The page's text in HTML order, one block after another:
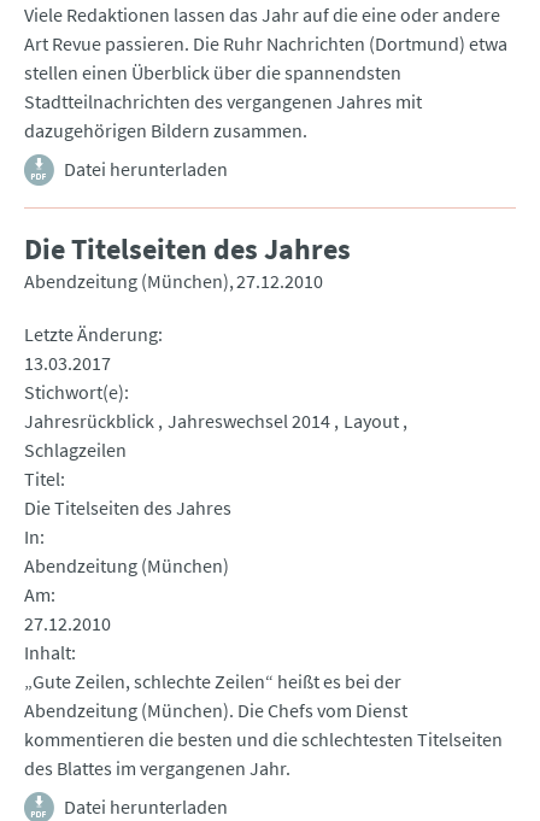
Viele Redaktionen lassen das Jahr auf die eine oder andere
Art Revue passieren. Die Ruhr Nachrichten (Dortmund) etwa
stellen einen Überblick über die spannendsten
Stadtteilnachrichten des vergangenen Jahres mit
dazugehörigen Bildern zusammen.
Datei herunterladen
Die Titelseiten des Jahres
Abendzeitung (München) 27.12.2010
Letzte Änderung
13.03.2017
Stichwort(e)
Jahresrückblick Jahreswechsel 2014 Layout
Schlagzeilen
Titel
Die Titelseiten des Jahres
In
Abendzeitung (München)
Am
27.12.2010
Inhalt
„Gute Zeilen, schlechte Zeilen“ heißt es bei der
Abendzeitung (München). Die Chefs vom Dienst
kommentieren die besten und die schlechtesten Titelseiten
des Blattes im vergangenen Jahr.
Datei herunterladen